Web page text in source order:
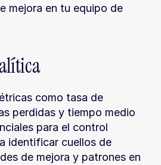
mejora en tu equipo de
como tasa de
perdidas y tiempo medio
para el control
identificar cuellos de
de mejora y patrones en